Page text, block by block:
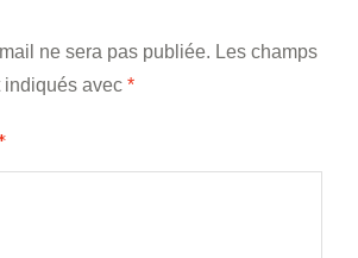
ne sera pas publiée. Les champs
avec *